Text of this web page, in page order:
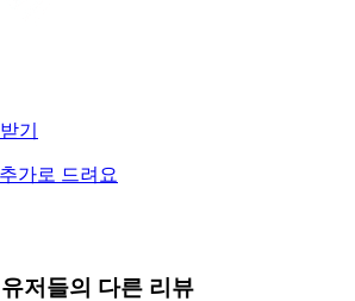
받기
가로 드려요
저들의 다른 리뷰